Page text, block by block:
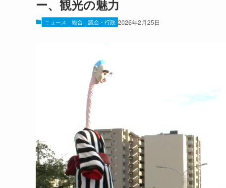
ー、観光の魅力
ニュース 総合 議会・行政 2026年2月25日